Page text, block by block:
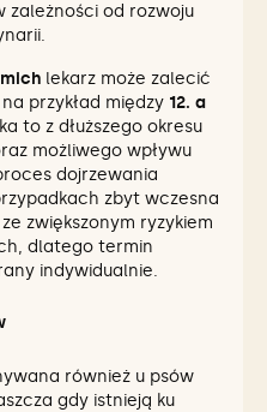
zależności od rozwoju
lekarz może zalecić
przykład między 12. a
to z dłuższego okresu
możliwego wpływu
dojrzewania
zbyt wczesna
zwiększonym ryzykiem
dlatego termin
indywidualnie.
również u psów
gdy istnieją ku